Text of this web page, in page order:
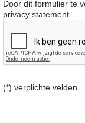
Door dit formulier te
privacy statement
(*) verplichte velden